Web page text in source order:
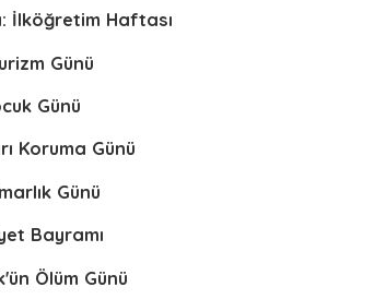
İlköğretim Haftası
Günü
Günü
Koruma Günü
Günü
Bayramı
Ölüm Günü